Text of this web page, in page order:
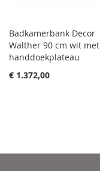
Badkamerbank Decor
Walther 90 cm wit met
handdoekplateau
€ 1.372,00